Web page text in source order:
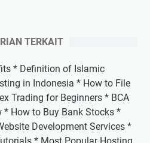
TERKAIT
* Definition of Islamic
in Indonesia * How to File
Trading for Beginners * BCA
* How to Buy Bank Stocks *
Development Services *